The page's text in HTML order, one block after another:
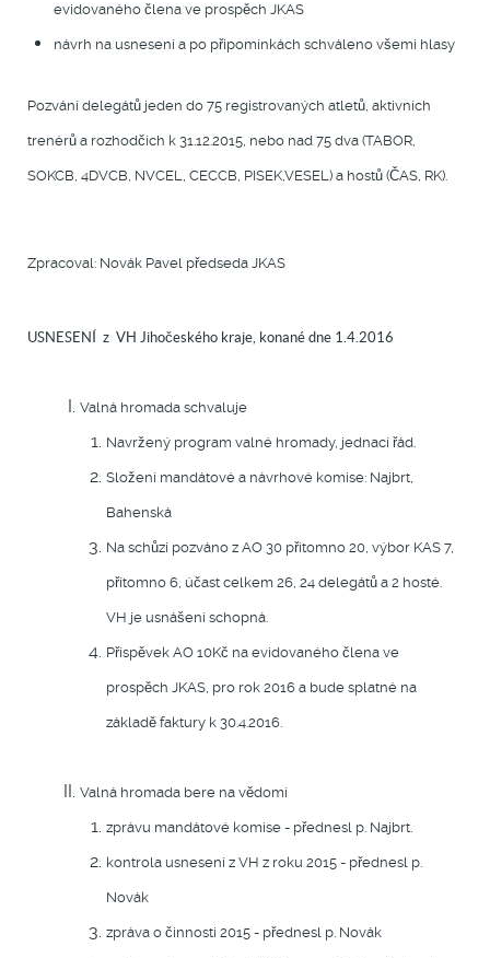
evidovaného člena ve prospěch JKAS
návrh na usnesení a po připomínkách schváleno všemi hlasy
Pozvání delegátů jeden do 75 registrovaných atletů, aktivních
trenérů a rozhodčích k 31.12.2015, nebo nad 75 dva (TABOR,
SOKCB, 4DVCB, NVCEL, CECCB, PISEK,VESEL) a hostů (ČAS, RK).
Zpracoval: Novák Pavel předseda JKAS
USNESENÍ z VH Jihočeského kraje, konané dne 1.4.2016
Valná hromada schvaluje
Navržený program valné hromady, jednací řád.
Složení mandátové a návrhové komise: Najbrt,
Bahenská
Na schůzi pozváno z AO 30 přítomno 20, výbor KAS 7,
přítomno 6, účast celkem 26, 24 delegátů a 2 hosté.
VH je usnášení schopná.
Příspěvek AO 10Kč na evidovaného člena ve
prospěch JKAS, pro rok 2016 a bude splatné na
základě faktury k 30.4.2016.
Valná hromada bere na vědomí
zprávu mandátové komise - přednesl p. Najbrt.
kontrola usnesení z VH z roku 2015 - přednesl p.
Novák
zpráva o činnosti 2015 - přednesl p. Novák